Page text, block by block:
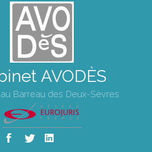
AVODÈS
Barreau des Deux-Sèvres